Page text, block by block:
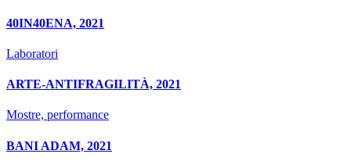
40IN40ENA, 2021
Laboratori
ARTE-ANTIFRAGILITÀ, 2021
Mostre, performance
BANI ADAM, 2021